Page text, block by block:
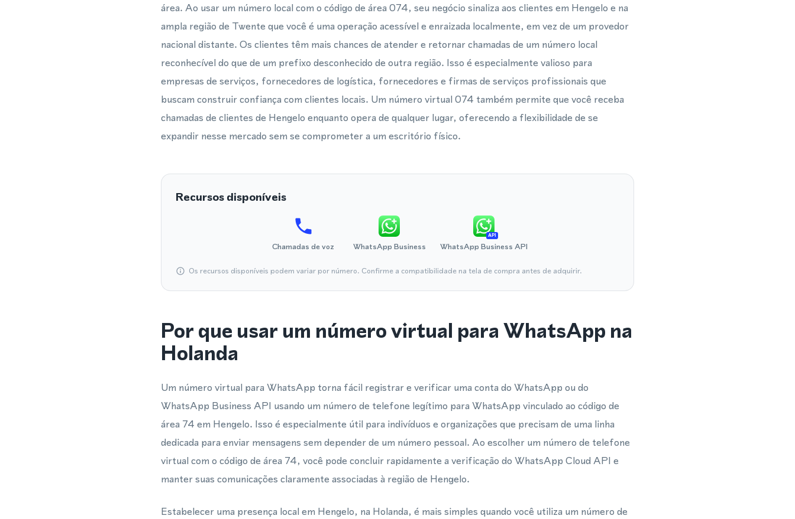
área. Ao usar um número local com o código de área 074, seu negócio sinaliza aos clientes em Hengelo e na
ampla região de Twente que você é uma operação acessível e enraizada localmente, em vez de um provedor
nacional distante. Os clientes têm mais chances de atender e retornar chamadas de um número local
reconhecível do que de um prefixo desconhecido de outra região. Isso é especialmente valioso para
empresas de serviços, fornecedores de logística, fornecedores e firmas de serviços profissionais que
buscam construir confiança com clientes locais. Um número virtual 074 também permite que você receba
chamadas de clientes de Hengelo enquanto opera de qualquer lugar, oferecendo a flexibilidade de se
expandir nesse mercado sem se comprometer a um escritório físico.
Recursos disponíveis
Chamadas de voz WhatsApp Business
API
WhatsApp Business API
Os recursos disponíveis podem variar por número. Confirme a compatibilidade na tela de compra antes de adquirir.
Por que usar um número virtual para WhatsApp na
Holanda
Um número virtual para WhatsApp torna fácil registrar e verificar uma conta do WhatsApp ou do
WhatsApp Business API usando um número de telefone legítimo para WhatsApp vinculado ao código de
área 74 em Hengelo. Isso é especialmente útil para indivíduos e organizações que precisam de uma linha
dedicada para enviar mensagens sem depender de um número pessoal. Ao escolher um número de telefone
virtual com o código de área 74, você pode concluir rapidamente a verificação do WhatsApp Cloud API e
manter suas comunicações claramente associadas à região de Hengelo.
Estabelecer uma presença local em Hengelo, na Holanda, é mais simples quando você utiliza um número de